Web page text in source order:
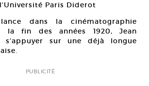
Paris Diderot
dans la cinématographie
la fin des années 1920, Jean
s’appuyer sur une déjà longue
PUBLICITÉ